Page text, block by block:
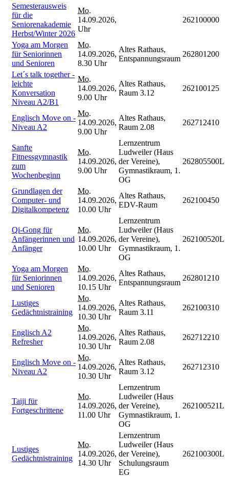
Semesterausweis
für die
Seniorenakademie
Herbst/Winter 2026
Mo.
14.09.2026,
Uhr
262100000
Yoga am Morgen
für Seniorinnen
und Senioren
Mo.
14.09.2026,
8.30 Uhr
Altes Rathaus,
Entspannungsraum
262801200
Let´s talk together -
leichte
Konversation
Niveau A2/B1
Mo.
14.09.2026,
9.00 Uhr
Altes Rathaus,
Raum 3.12
262100125
Englisch Move on -
Niveau A2
Mo.
14.09.2026,
9.00 Uhr
Altes Rathaus,
Raum 2.08
262712410
Sanfte
Fitnessgymnastik
zum
Wochenbeginn
Mo.
14.09.2026,
9.00 Uhr
Lernzentrum
Ludweiler (Haus
der Vereine),
Gymnastikraum, 1.
OG
262805500L
Grundlagen der
Computer- und
Digitalkompetenz
Mo.
14.09.2026,
10.00 Uhr
Altes Rathaus,
EDV-Raum
262100450
Qi-Gong für
Anfängerinnen und
Anfänger
Mo.
14.09.2026,
10.00 Uhr
Lernzentrum
Ludweiler (Haus
der Vereine),
Gymnastikraum, 1.
OG
262100520L
Yoga am Morgen
für Seniorinnen
und Senioren
Mo.
14.09.2026,
10.15 Uhr
Altes Rathaus,
Entspannungsraum
262801210
Lustiges
Gedächtnistraining
Mo.
14.09.2026,
10.30 Uhr
Altes Rathaus,
Raum 3.11
262100310
Englisch A2
Refresher
Mo.
14.09.2026,
10.30 Uhr
Altes Rathaus,
Raum 2.08
262712210
Englisch Move on -
Niveau A2
Mo.
14.09.2026,
10.30 Uhr
Altes Rathaus,
Raum 3.12
262712310
Taiji für
Fortgeschrittene
Mo.
14.09.2026,
11.00 Uhr
Lernzentrum
Ludweiler (Haus
der Vereine),
Gymnastikraum, 1.
OG
262100521L
Lustiges
Gedächtnistraining
Mo.
14.09.2026,
14.30 Uhr
Lernzentrum
Ludweiler (Haus
der Vereine),
Schulungsraum
EG
262100300L